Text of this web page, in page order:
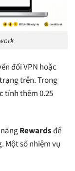
đổi VPN hoặc
trên. Trong
tính thêm 0.25
Rewardsđể
Một số nhiệm vụ